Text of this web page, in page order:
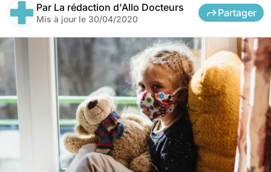
Par La rédaction d'Allo Docteurs
Mis à jour le 30/04/2020
Partager